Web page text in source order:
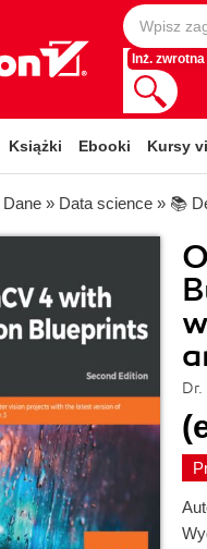
Inż. zwrotna
Książki Ebooki Kursy
Dane » Data science » 📚